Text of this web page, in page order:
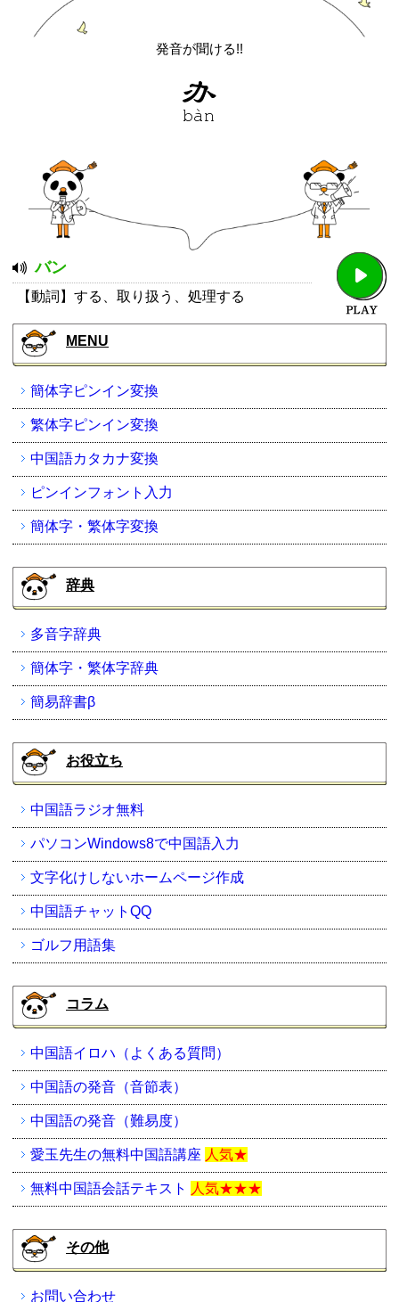
発音が聞ける!!
バン
【動詞】する、取り扱う、処理する
MENU
簡体字ピンイン変換
繁体字ピンイン変換
中国語カタカナ変換
ピンインフォント入力
簡体字・繁体字変換
辞典
多音字辞典
簡体字・繁体字辞典
簡易辞書β
お役立ち
中国語ラジオ無料
パソコンWindows8で中国語入力
文字化けしないホームページ作成
中国語チャットQQ
ゴルフ用語集
コラム
中国語イロハ（よくある質問）
中国語の発音（音節表）
中国語の発音（難易度）
愛玉先生の無料中国語講座 人気★
無料中国語会話テキスト 人気★★★
その他
お問い合わせ